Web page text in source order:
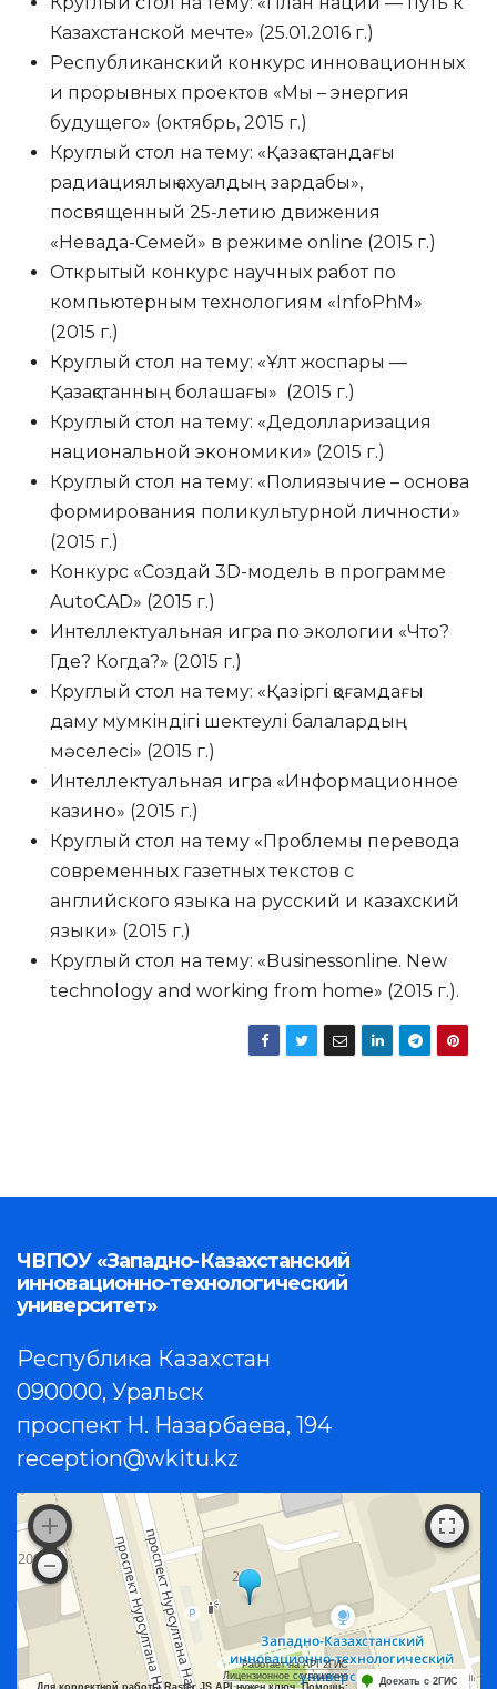
Казахстанской мечте» (25.01.2016 г.)
Республиканский конкурс инновационных
и прорывных проектов «Мы – энергия
будущего» (октябрь, 2015 г.)
Круглый стол на тему: «Қазақстандағы
радиациялық ахуалдың зардабы»,
посвященный 25-летию движения
«Невада-Семей» в режиме online (2015 г.)
Открытый конкурс научных работ по
компьютерным технологиям «InfoPhM»
(2015 г.)
Круглый стол на тему: «Ұлт жоспары —
Қазақстанның болашағы» (2015 г.)
Круглый стол на тему: «Дедолларизация
национальной экономики» (2015 г.)
Круглый стол на тему: «Полиязычие – основа
формирования поликультурной личности»
(2015 г.)
Конкурс «Создай 3D-модель в программе
AutoCAD» (2015 г.)
Интеллектуальная игра по экологии «Что?
Где? Когда?» (2015 г.)
Круглый стол на тему: «Қазіргі қоғамдағы
даму мумкіндігі шектеулі балалардың
мәселесі» (2015 г.)
Интеллектуальная игра «Информационное
казино» (2015 г.)
Круглый стол на тему «Проблемы перевода
современных газетных текстов с
английского языка на русский и казахский
языки» (2015 г.)
Круглый стол на тему: «Businessonline. New
technology and working from home» (2015 г.).
ЧВПОУ «Западно-Казахстанский
инновационно-технологический
университет»
Республика Казахстан
090000, Уральск
проспект Н. Назарбаева, 194
reception@wkitu.kz
Работает на API 2ГИС
Лицензионное соглашение
Для корректной работы Raster JS API нужен ключ. Помощь:
Доехать с 2ГИС